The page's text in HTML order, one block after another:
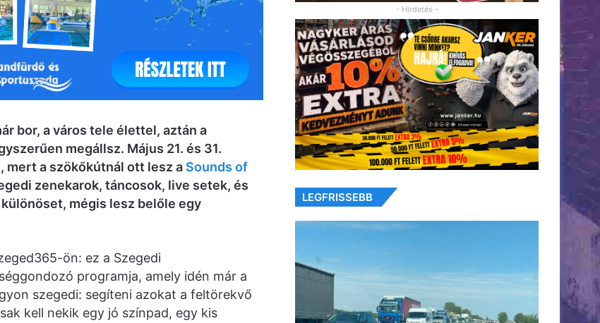
bor, a város tele élettel, aztán a
megállsz. Május 21. és 31.
mert a szökőkútnál ott lesz a Sounds of
zenekarok, táncosok, live setek, és
mégis lesz belőle egy
ön: ez a Szegedi
programja, amely idén már a
szegedi: segíteni azokat a feltörekvő
kell nekik egy jó színpad, egy kis
- Hirdetés -
LEGFRISSEBB